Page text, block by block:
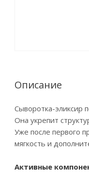
Описание
Сыворотка-эликсир
Она укрепит
Уже после первого
мягкость и
Активные